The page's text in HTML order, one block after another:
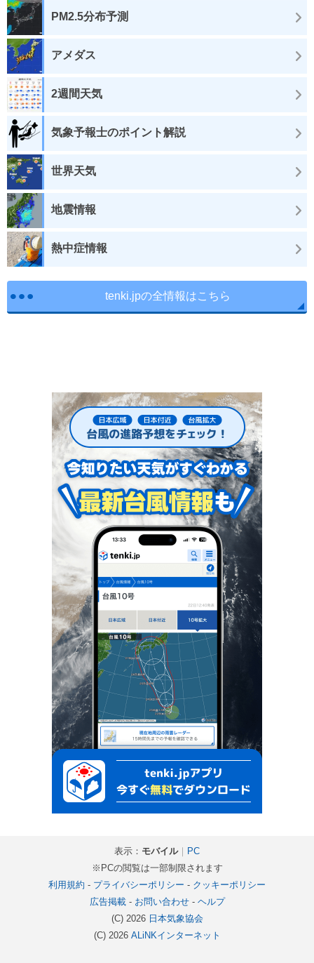
PM2.5分布予測
アメダス
2週間天気
気象予報士のポイント解説
世界天気
地震情報
熱中症情報
tenki.jpの全情報はこちら
表示： モバイル｜ PC
※PCの閲覧は一部制限されます
利用規約 - プライバシーポリシー - クッキーポリシー
広告掲載- お問い合わせ- ヘルプ
(C) 2026 日本気象協会
(C) 2026 ALiNKインターネット